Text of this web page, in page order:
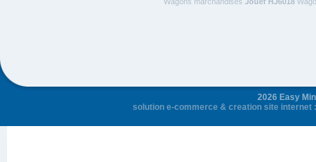
2026 Easy
solution e-commerce & creation site internet